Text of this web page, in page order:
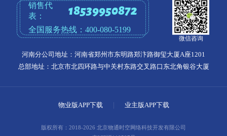
销售代
表：
18539950872
全国服务热线：400-080-5199
微信咨询
河南分公司地址：河南省郑州市东明路郑汴路御玺大厦A座1201
总部地址：北京市北四环路与中关村东路交叉路口东北角银谷大厦
物业版APP下载 业主版APP下载
版权所有：2018-2026 北京物通时空网络科技开发有限公司